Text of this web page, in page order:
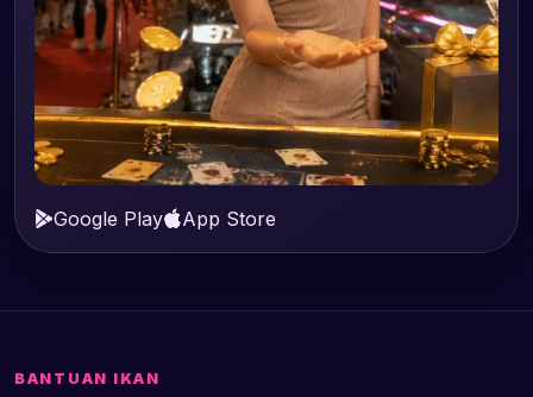
Google Play App Store
BANTUAN IKAN